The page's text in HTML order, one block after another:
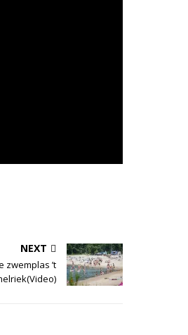
NEXT
zwemplas ’t